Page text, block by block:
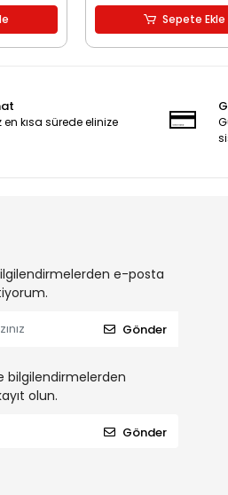
Sepete Ekle
kısa sürede elinize
e-posta
Gönder
bilgilendirmelerden
olun.
Gönder